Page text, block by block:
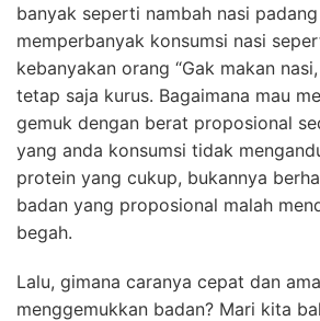
banyak seperti nambah nasi
memperbanyak konsumsi nasi
kebanyakan orang “Gak makan
tetap saja kurus. Bagaimana mau
gemuk dengan berat proposional
yang anda konsumsi tidak
protein yang cukup, bukannya
badan yang proposional malah
begah.
Lalu, gimana caranya cepat dan
menggemukkan badan? Mari kita